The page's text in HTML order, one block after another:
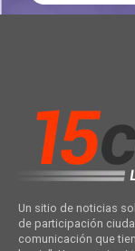
Un sitio de noticias
de participación
comunicación que